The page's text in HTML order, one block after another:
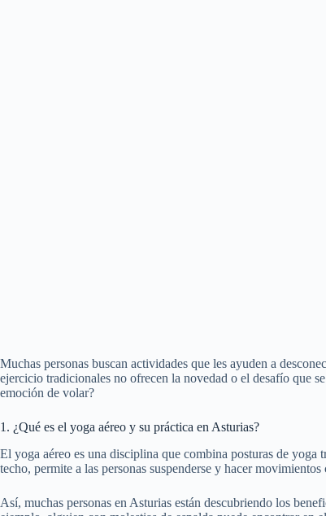
Muchas personas buscan actividades que les ayuden a
ejercicio tradicionales no ofrecen la novedad o el desafío que
emoción de volar?
1. ¿Qué es el yoga aéreo y su práctica en Asturias?
El yoga aéreo es una disciplina que combina posturas de yoga
techo, permite a las personas suspenderse y hacer
Así, muchas personas en Asturias están descubriendo los